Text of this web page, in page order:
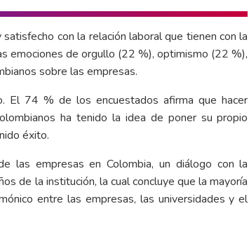
con la relación laboral que tienen con la
emociones de orgullo (22 %), optimismo (22 %),
sobre las empresas.
El 74 % de los encuestados afirma que hacer
ha tenido la idea de poner su propio
éxito.
las empresas en Colombia, un diálogo con la
de la institución, la cual concluye que la mayoría
entre las empresas, las universidades y el